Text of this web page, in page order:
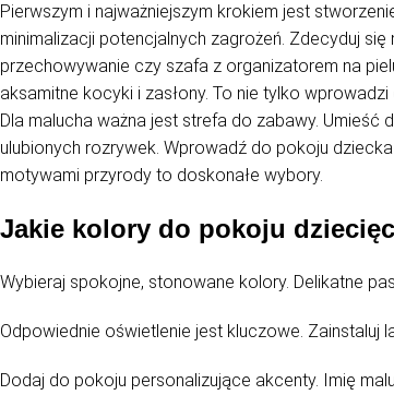
Pierwszym i najważniejszym krokiem jest
minimalizacji potencjalnych zagrożeń. Zdecyduj
przechowywanie czy szafa z organizatorem na
aksamitne kocyki i zasłony. To nie tylko
Dla malucha ważna jest strefa do zabawy.
ulubionych rozrywek. Wprowadź do pokoju
motywami przyrody to doskonałe wybory.
Jakie kolory do pokoju
Wybieraj spokojne, stonowane kolory. Delikatne
Odpowiednie oświetlenie jest kluczowe.
Dodaj do pokoju personalizujące akcenty. Imię